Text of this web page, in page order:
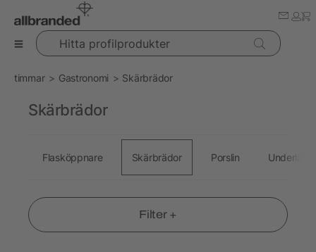
Hitta profilprodukter
timmar Gastronomi Skärbrädor
Filter +
Skärbrädor
Flasköppnare Skärbrädor Porslin Underlägg